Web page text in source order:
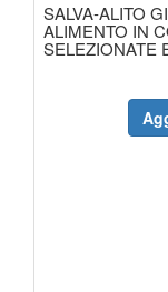
SALVA-ALITO
ALIMENTO IN
SELEZIONATE